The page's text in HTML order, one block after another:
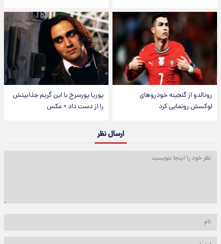
رونالدو از گنجینه خودروهای
لوکسش رونمایی کرد
پوریا پورسرخ با این گریم جذابیتش
را از دست داد + عکس
ارسال نظر